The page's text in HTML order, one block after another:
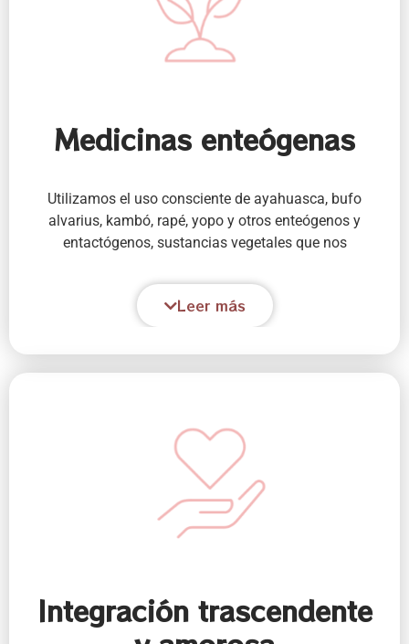
Medicinas enteógenas
Utilizamos el uso consciente de ayahuasca, bufo
alvarius, kambó, rapé, yopo y otros enteógenos y
entactógenos, sustancias vegetales que nos
accediendo a una experiencia desalucinógena de
todas aquellas percepciones sobre nosotros, la vida
y los otros que nos generan sufrimiento, accediendo
a la Visión liberadora, reconciliadora y acogedora
del Amor.
Leer más
Integración trascendente